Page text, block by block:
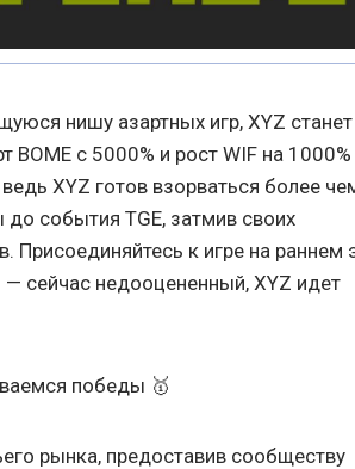
нишу азартных игр, XYZ станет
с 5000% и рост WIF на 1000%
XYZ готов взорваться более
события TGE, затмив своих
Присоединяйтесь к игре на раннем
сейчас недооцененный, XYZ идет
победы 🥇
рынка, предоставив сообществу